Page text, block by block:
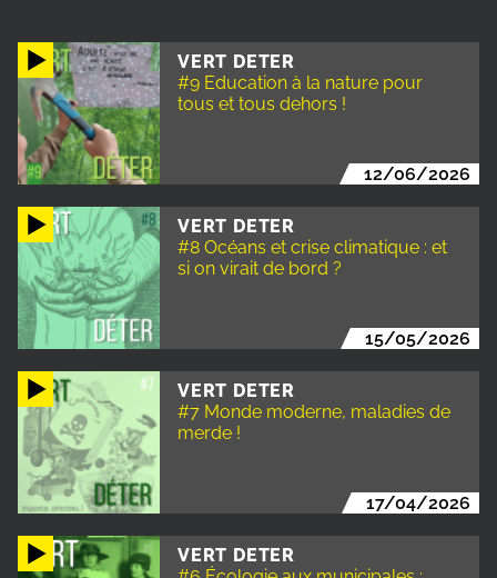
VERT DETER
#9 Education à la nature pour
tous et tous dehors !
12/06/2026
VERT DETER
#8 Océans et crise climatique : et
si on virait de bord ?
15/05/2026
VERT DETER
#7 Monde moderne, maladies de
merde !
17/04/2026
VERT DETER